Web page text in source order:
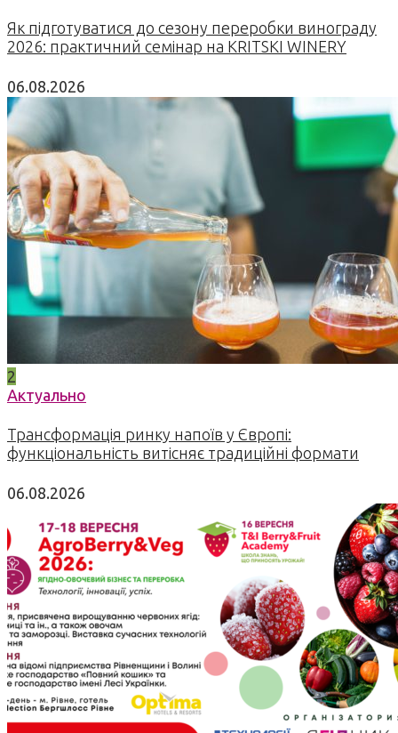
Як підготуватися до сезону переробки винограду
2026: практичний семінар на KRITSKI WINERY
06.08.2026
2
Актуально
Трансформація ринку напоїв у Європі:
функціональність витісняє традиційні формати
06.08.2026